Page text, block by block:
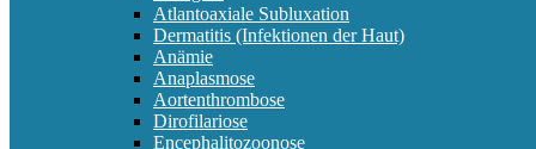
Atlantoaxiale Subluxation
Dermatitis (Infektionen der Haut)
Anämie
Anaplasmose
Aortenthrombose
Dirofilariose
Encephalitozoonose